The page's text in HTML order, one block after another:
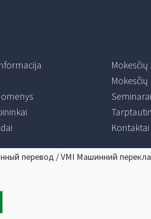
Seminarai
перевод / VMI Машинний